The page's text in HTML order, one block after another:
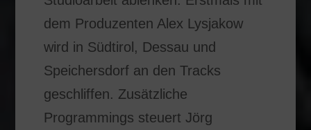
dem Produzenten Alex Lysjakow
wird in Südtirol, Dessau und
Speichersdorf an den Tracks
geschliffen. Zusätzliche
Programmings steuert Jörg